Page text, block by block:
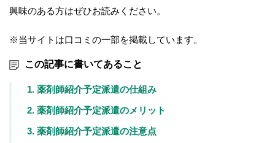
興味のある方はぜひお読みください。
※当サイトは口コミの一部を掲載しています。
この記事に書いてあること
1. 薬剤師紹介予定派遣の仕組み
2. 薬剤師紹介予定派遣のメリット
3. 薬剤師紹介予定派遣の注意点